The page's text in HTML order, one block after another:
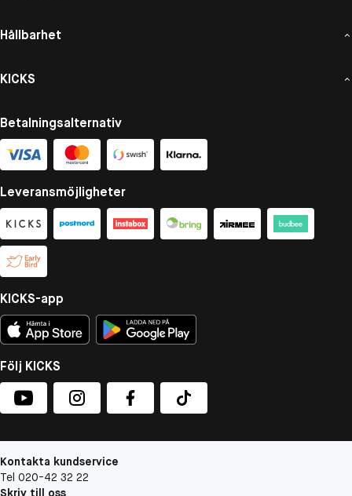
Hållbarhet
KICKS
Betalningsalternativ
Leveransmöjligheter
KICKS-app
Följ KICKS
Kontakta kundservice
Tel 020-42 32 22
Skriv till oss